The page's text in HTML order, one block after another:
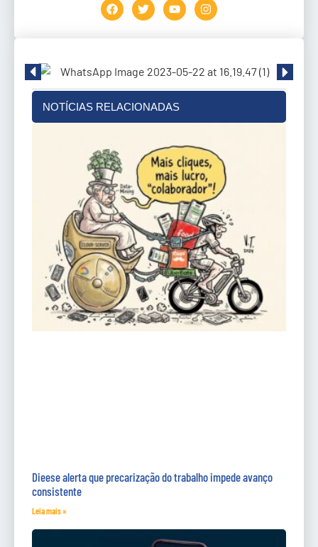
NOTÍCIAS RELACIONADAS
Dieese alerta que precarização do trabalho impede avanço
consistente
Leia mais »